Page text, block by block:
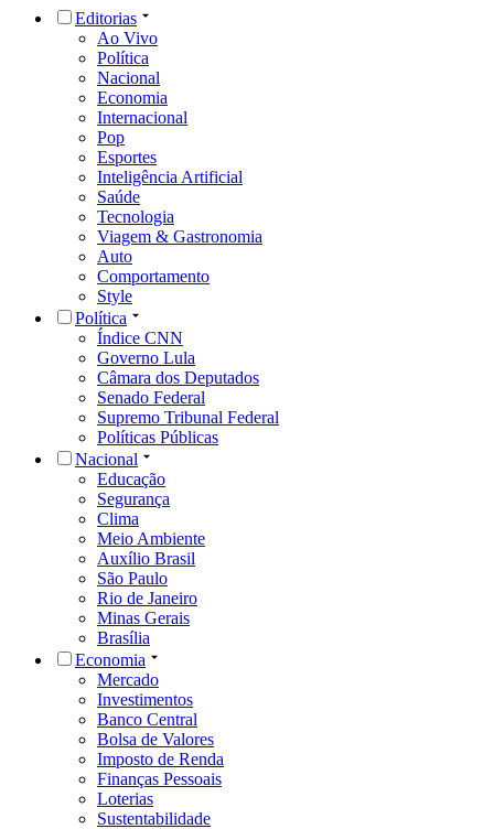
Editorias
Ao Vivo
Política
Nacional
Economia
Internacional
Pop
Esportes
Inteligência Artificial
Saúde
Tecnologia
Viagem & Gastronomia
Auto
Comportamento
Style
Política
Índice CNN
Governo Lula
Câmara dos Deputados
Senado Federal
Supremo Tribunal Federal
Políticas Públicas
Nacional
Educação
Segurança
Clima
Meio Ambiente
Auxílio Brasil
São Paulo
Rio de Janeiro
Minas Gerais
Brasília
Economia
Mercado
Investimentos
Banco Central
Bolsa de Valores
Imposto de Renda
Finanças Pessoais
Loterias
Sustentabilidade